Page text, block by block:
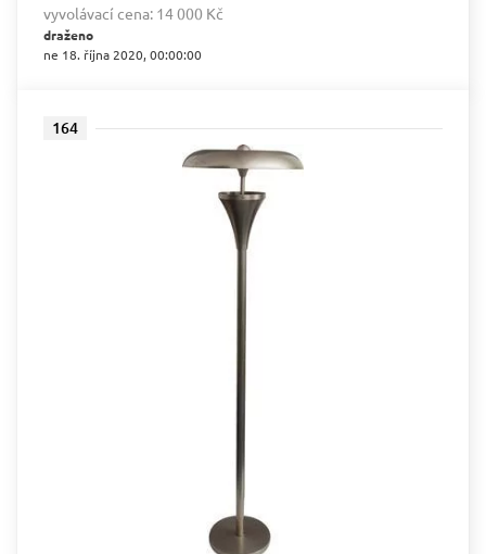
vyvolávací cena: 14 000 Kč
draženo
ne 18. října 2020, 00:00:00
164